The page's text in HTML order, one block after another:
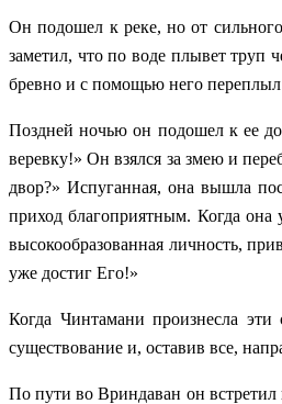
Он подошел к реке, но от
заметил, что по воде плывет труп
бревно и с помощью него переплыл
Поздней ночью он подошел к ее
веревку!» Он взялся за змею и
двор?» Испуганная, она вышла
приход благоприятным. Когда
высокообразованная личность,
уже достиг Его!»
Когда Чинтамани произнесла
существование и, оставив все,
По пути во Вриндаван он